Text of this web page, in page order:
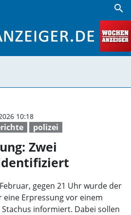
search
polizei
10:18
Zwei
gegen 21 Uhr wurde der
Erpressung vor einem
informiert. Dabei sollen